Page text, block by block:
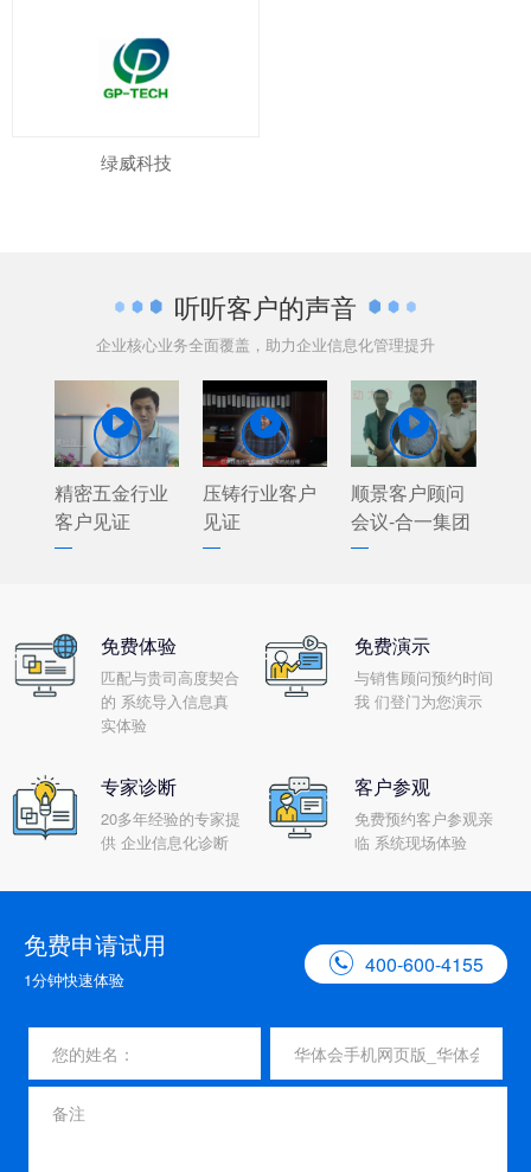
绿威科技
听听客户的声音
企业核心业务全面覆盖，助力企业信息化管理提升

精密五金行业
客户见证

压铸行业客户
见证

顺景客户顾问
会议-合一集团
免费体验
匹配与贵司高度契合
的 系统导入信息真
实体验
免费演示
与销售顾问预约时间
我 们登门为您演示
专家诊断
20多年经验的专家提
供 企业信息化诊断
客户参观
免费预约客户参观亲
临 系统现场体验
免费申请试用
1分钟快速体验
 400-600-4155